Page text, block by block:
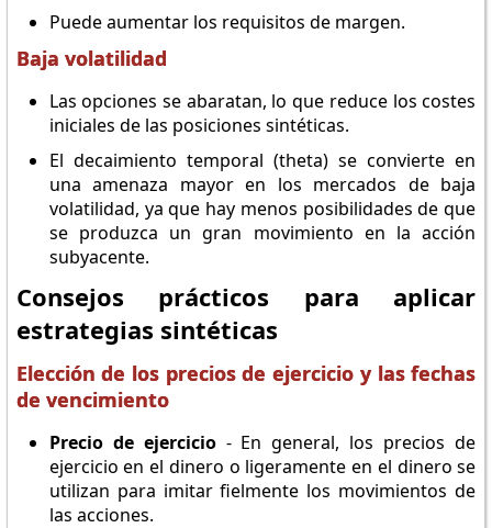
Puede aumentar los requisitos de margen.
Baja volatilidad
Las opciones se abaratan, lo que reduce los costes
iniciales de las posiciones sintéticas.
El decaimiento temporal (theta) se convierte en
una amenaza mayor en los mercados de baja
volatilidad, ya que hay menos posibilidades de que
se produzca un gran movimiento en la acción
subyacente.
Consejos prácticos para aplicar
estrategias sintéticas
Elección de los precios de ejercicio y las fechas
de vencimiento
Precio de ejercicio- En general, los precios de
ejercicio en el dinero o ligeramente en el dinero se
utilizan para imitar fielmente los movimientos de
las acciones.